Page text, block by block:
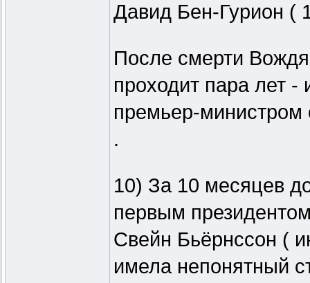
Давид Бен-Гурион (
После смерти Вождя
проходит пара лет -
премьер-министром
.
10) За 10 месяцев
первым
Свейн Бьёрнссон (
имела непонятный